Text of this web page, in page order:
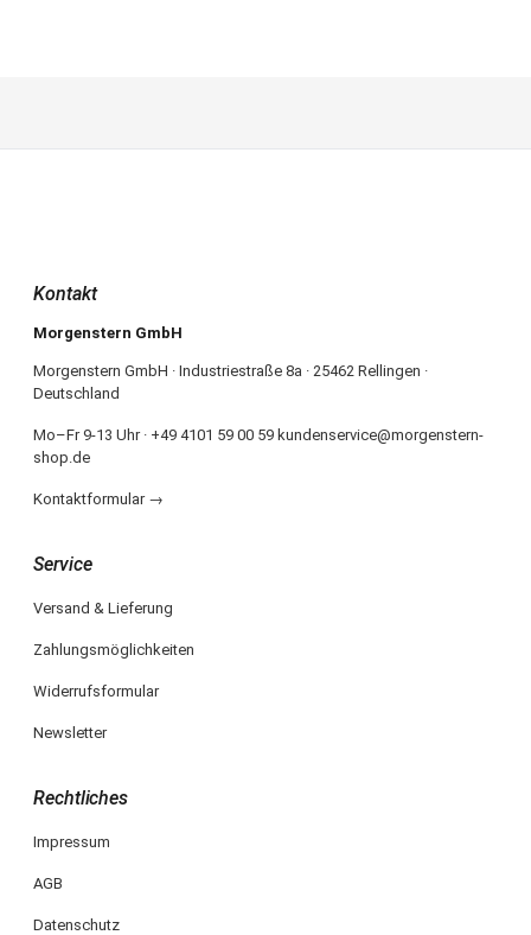
Kontakt
Morgenstern GmbH
Morgenstern GmbH · Industriestraße 8a · 25462 Rellingen ·
Deutschland
Mo–Fr 9-13 Uhr · +49 4101 59 00 59 kundenservice@morgenstern-
shop.de
Kontaktformular →
Service
Versand & Lieferung
Zahlungsmöglichkeiten
Widerrufsformular
Newsletter
Rechtliches
Impressum
AGB
Datenschutz